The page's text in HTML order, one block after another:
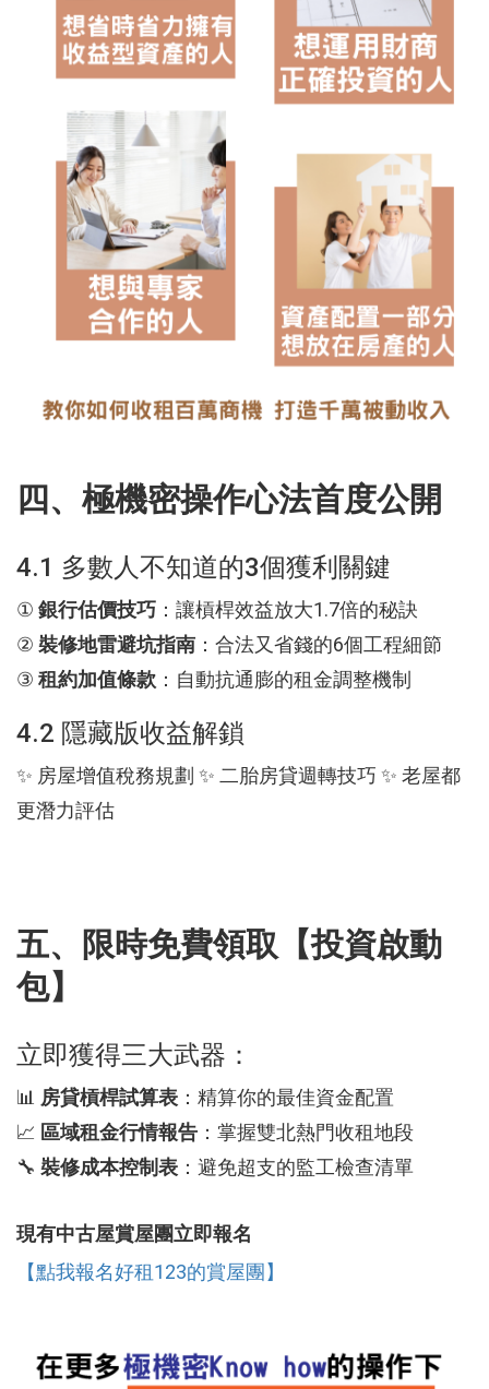
四、極機密操作心法首度公開
4.1 多數人不知道的3個獲利關鍵
① 銀行估價技巧 ：讓槓桿效益放大1.7倍的秘訣
② 裝修地雷避坑指南 ：合法又省錢的6個工程細節
③ 租約加值條款 ：自動抗通膨的租金調整機制
4.2 隱藏版收益解鎖
✨ 房屋增值稅務規劃 ✨ 二胎房貸週轉技巧 ✨ 老屋都
更潛力評估
五、限時免費領取【投資啟動
包】
立即獲得三大武器：
📊 房貸槓桿試算表 ：精算你的最佳資金配置
📈 區域租金行情報告 ：掌握雙北熱門收租地段
🔧 裝修成本控制表 ：避免超支的監工檢查清單
現有中古屋賞屋團立即報名
【點我報名好租123的賞屋團】